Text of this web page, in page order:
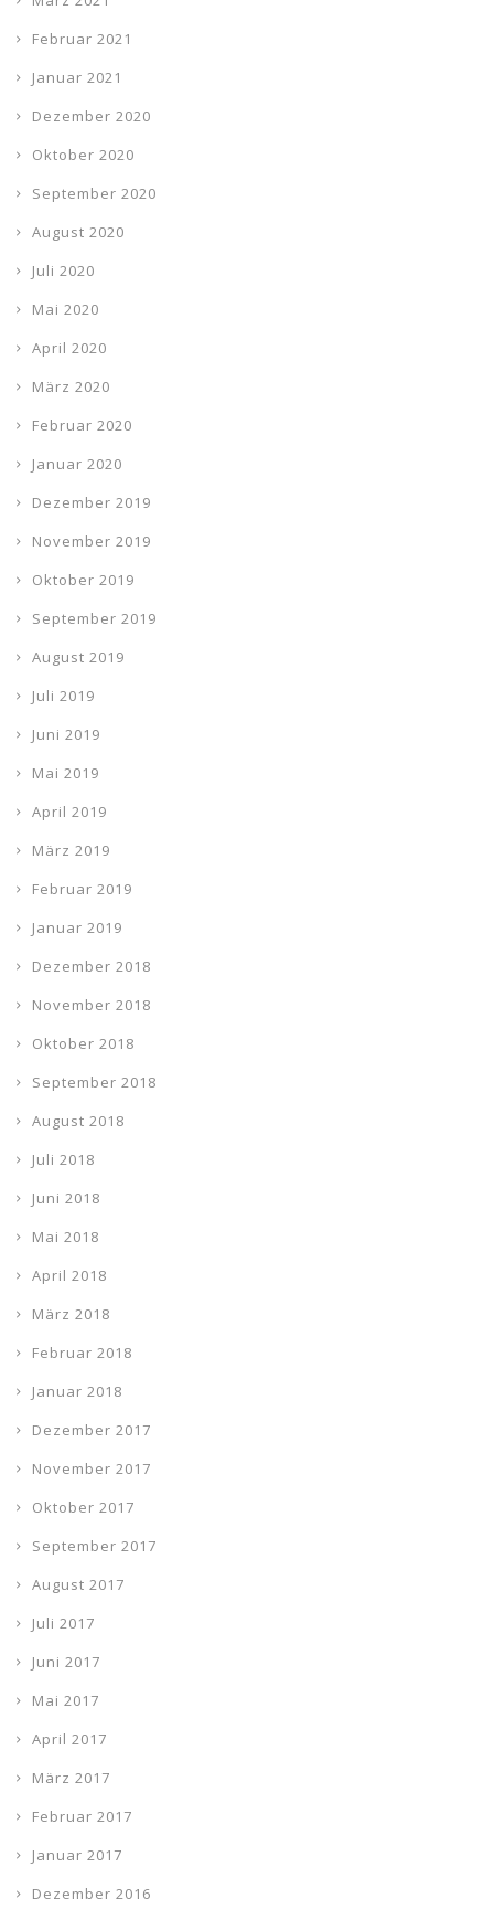
Februar 2021
Januar 2021
Dezember 2020
Oktober 2020
September 2020
August 2020
Juli 2020
Mai 2020
April 2020
März 2020
Februar 2020
Januar 2020
Dezember 2019
November 2019
Oktober 2019
September 2019
August 2019
Juli 2019
Juni 2019
Mai 2019
April 2019
März 2019
Februar 2019
Januar 2019
Dezember 2018
November 2018
Oktober 2018
September 2018
August 2018
Juli 2018
Juni 2018
Mai 2018
April 2018
März 2018
Februar 2018
Januar 2018
Dezember 2017
November 2017
Oktober 2017
September 2017
August 2017
Juli 2017
Juni 2017
Mai 2017
April 2017
März 2017
Februar 2017
Januar 2017
Dezember 2016